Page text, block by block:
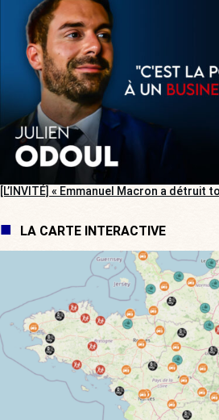
[L’INVITÉ] « Emmanuel Macron a détruit
LA CARTE INTERACTIVE